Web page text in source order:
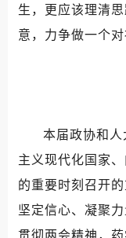
生，更应该理清
意，力争做一个对
本届政协和
主义现代化国家
的重要时刻召开
坚定信心、凝聚
贯彻两会精神，